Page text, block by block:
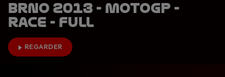
Brno 2013 - MotoGP -
RACE - Full
REGARDER